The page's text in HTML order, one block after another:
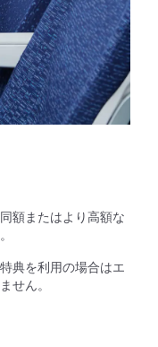
額またはより高額な
典を利用の場合はエ
せん。